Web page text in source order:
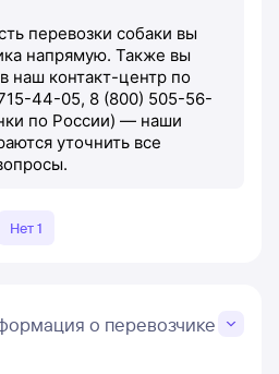
перевозки собаки вы
напрямую. Также вы
наш контакт-центр по
44-05, 8 (800) 505-56-
по России) — наши
уточнить все
Нет 1
о перевозчике